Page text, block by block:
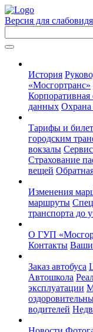
Версия для
История
«Мосгортранс»
Корпоративная
данных Охрана
Тарифы и
городским
вокзалы
Страхование
вещей
Изменения
маршруты
транспорта до
О ГУП
Контакты Ваши
Заказ автобуса
Автошкола
эксплуатации
водителей